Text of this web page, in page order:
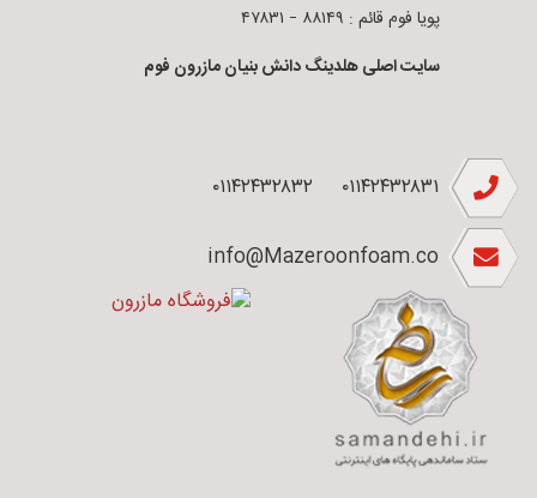
پویا فوم قائم : ۸۸۱۴۹ – ۴۷۸۳۱
سایت اصلی هلدینگ دانش بنیان مازرون فوم
۰۱۱۴۲۴۳۲۸۳۱ ۰۱۱۴۲۴۳۲۸۳۲
info@Mazeroonfoam.co